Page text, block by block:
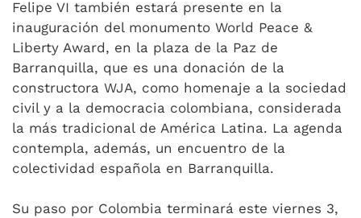
Felipe VI también estará presente en la
inauguración del monumento World Peace &
Liberty Award, en la plaza de la Paz de
Barranquilla, que es una donación de la
constructora WJA, como homenaje a la sociedad
civil y a la democracia colombiana, considerada
la más tradicional de América Latina. La agenda
contempla, además, un encuentro de la
colectividad española en Barranquilla.
Su paso por Colombia terminará este viernes 3,